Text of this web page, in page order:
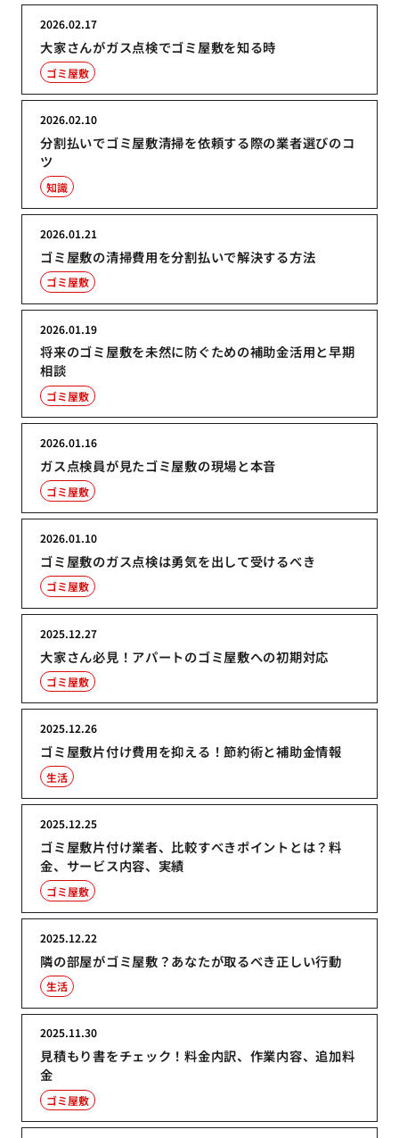
大家さんがガス点検でゴミ屋敷を知る時
2026.02.17
ゴミ屋敷
分割払いでゴミ屋敷清掃を依頼する際の業者選びのコ
ツ
2026.02.10
知識
ゴミ屋敷の清掃費用を分割払いで解決する方法
2026.01.21
ゴミ屋敷
将来のゴミ屋敷を未然に防ぐための補助金活用と早期
相談
2026.01.19
ゴミ屋敷
ガス点検員が見たゴミ屋敷の現場と本音
2026.01.16
ゴミ屋敷
ゴミ屋敷のガス点検は勇気を出して受けるべき
2026.01.10
ゴミ屋敷
大家さん必見！アパートのゴミ屋敷への初期対応
2025.12.27
ゴミ屋敷
ゴミ屋敷片付け費用を抑える！節約術と補助金情報
2025.12.26
生活
ゴミ屋敷片付け業者、比較すべきポイントとは？料
金、サービス内容、実績
2025.12.25
ゴミ屋敷
隣の部屋がゴミ屋敷？あなたが取るべき正しい行動
2025.12.22
生活
見積もり書をチェック！料金内訳、作業内容、追加料
金
2025.11.30
ゴミ屋敷